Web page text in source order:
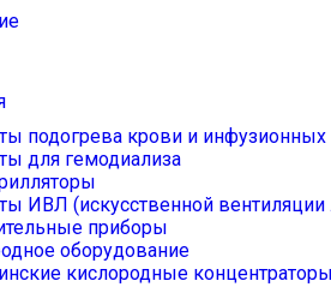
подогрева крови и инфузионных
для гемодиализа
ИВЛ (искусственной вентиляции
приборы
оборудование
кислородные